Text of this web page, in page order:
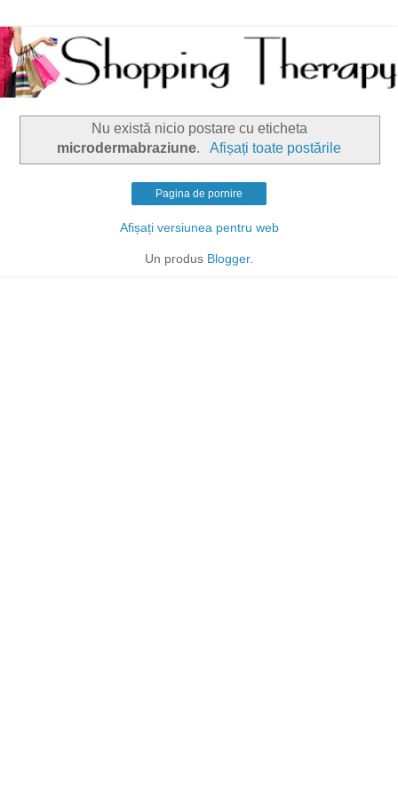
Nu există nicio postare cu eticheta
microdermabraziune. Afișați toate postările
Pagina de pornire
Afișați versiunea pentru web
Un produs Blogger.